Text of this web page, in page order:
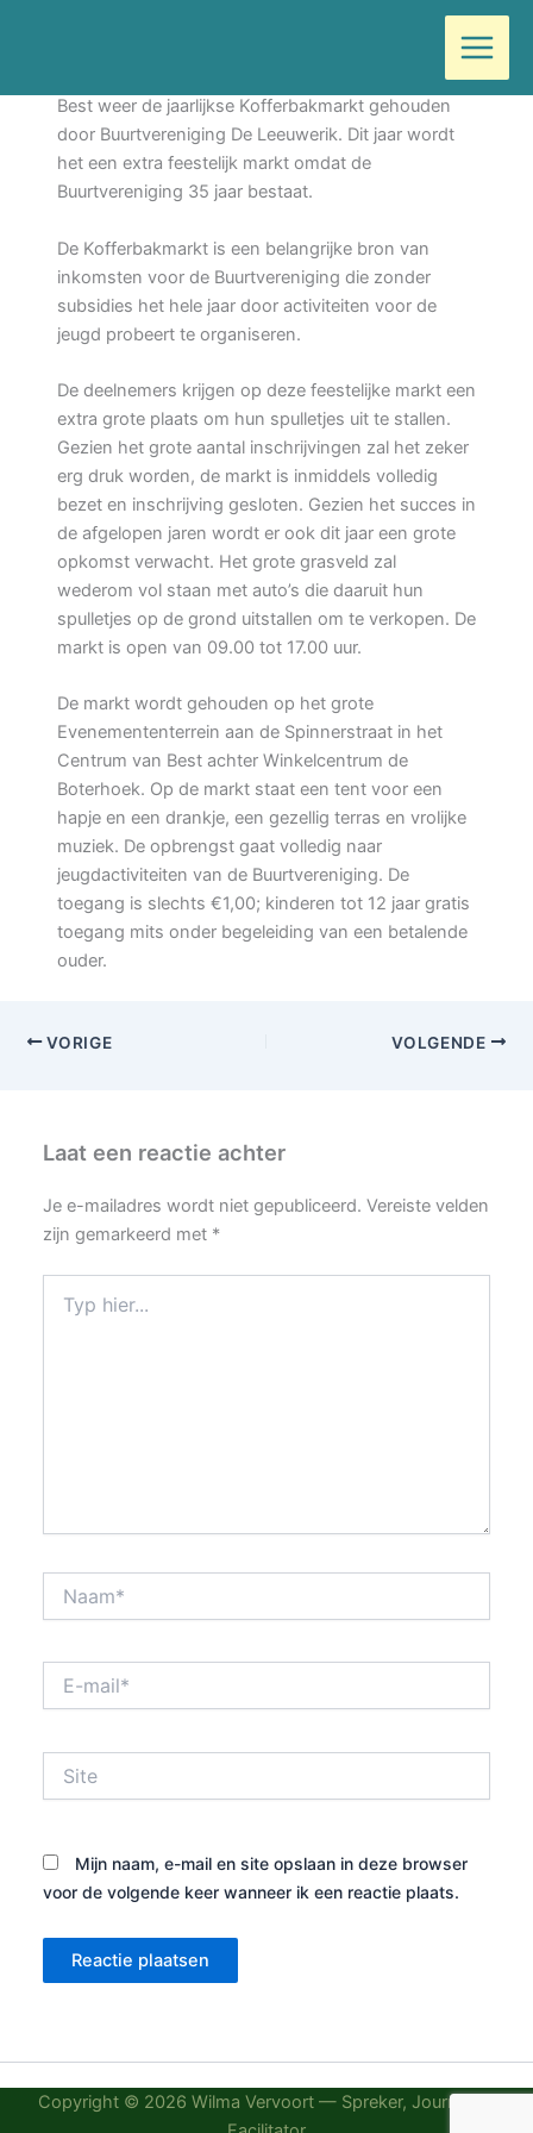
inhoud
Op zondag 10 juni a.s. wordt in het Centrum van
Best weer de jaarlijkse Kofferbakmarkt gehouden
door Buurtvereniging De Leeuwerik. Dit jaar wordt
het een extra feestelijk markt omdat de
Buurtvereniging 35 jaar bestaat.
De Kofferbakmarkt is een belangrijke bron van
inkomsten voor de Buurtvereniging die zonder
subsidies het hele jaar door activiteiten voor de
jeugd probeert te organiseren.
De deelnemers krijgen op deze feestelijke markt een
extra grote plaats om hun spulletjes uit te stallen.
Gezien het grote aantal inschrijvingen zal het zeker
erg druk worden, de markt is inmiddels volledig
bezet en inschrijving gesloten. Gezien het succes in
de afgelopen jaren wordt er ook dit jaar een grote
opkomst verwacht. Het grote grasveld zal
wederom vol staan met auto’s die daaruit hun
spulletjes op de grond uitstallen om te verkopen. De
markt is open van 09.00 tot 17.00 uur.
De markt wordt gehouden op het grote
Evenemententerrein aan de Spinnerstraat in het
Centrum van Best achter Winkelcentrum de
Boterhoek. Op de markt staat een tent voor een
hapje en een drankje, een gezellig terras en vrolijke
muziek. De opbrengst gaat volledig naar
jeugdactiviteiten van de Buurtvereniging. De
toegang is slechts €1,00; kinderen tot 12 jaar gratis
toegang mits onder begeleiding van een betalende
ouder.
VORIGE VOLGENDE
Laat een reactie achter
Je e-mailadres wordt niet gepubliceerd. Vereiste velden
zijn gemarkeerd met *
hier...
mail*
Mijn naam, e-mail en site opslaan in deze browser
voor de volgende keer wanneer ik een reactie plaats.
Copyright © 2026 Wilma Vervoort — Spreker, Journalist,